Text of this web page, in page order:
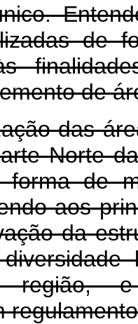
de
de
das
Norte
de
aos
da
região, e